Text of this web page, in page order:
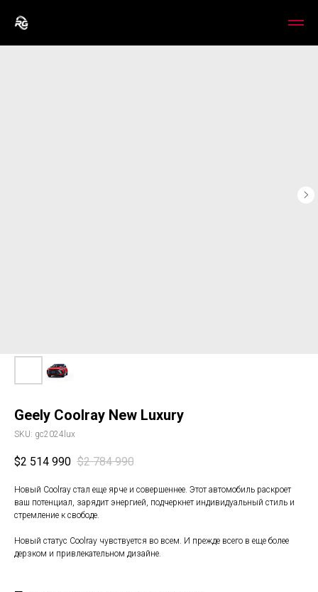
Geely Coolray New Luxury
SKU: gc2024lux
$2 514 990 $2 784 990
Новый Coolray стал еще ярче и совершеннее. Этот автомобиль раскроет
ваш потенциал, зарядит энергией, подчеркнет индивидуальный стиль и
стремление к свободе.
Новый статус Coolray чувствуется во всем. И прежде всего в еще более
дерзком и привлекательном дизайне.